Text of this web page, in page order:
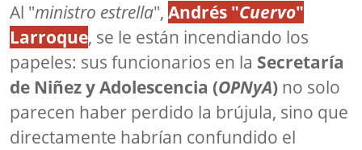
Al "ministro estrella", Andrés "Cuervo"
Larroque, se le están incendiando los
papeles: sus funcionarios en la Secretaría
de Niñez y Adolescencia (OPNyA) no solo
parecen haber perdido la brújula, sino que
directamente habrían confundido el